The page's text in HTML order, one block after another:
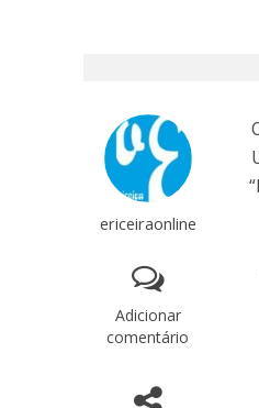
ericeiraonline
Adicionar
comentário